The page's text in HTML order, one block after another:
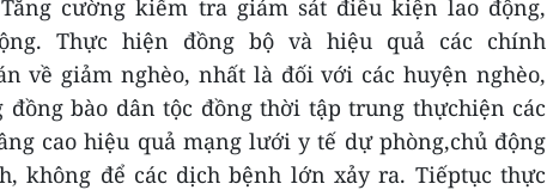
cường kiểm tra giám sát điều kiện lao động,
Thực hiện đồng bộ và hiệu quả các chính
về giảm nghèo, nhất là đối với các huyện nghèo,
đồng bào dân tộc đồng thời tập trung thựchiện các
cao hiệu quả mạng lưới y tế dự phòng,chủ động
không để các dịch bệnh lớn xảy ra. Tiếptục thực